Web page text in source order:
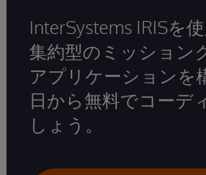
InterSystems IRISを
集約型のミッション
アプリケーションを
日から無料でコーデ
しょう。